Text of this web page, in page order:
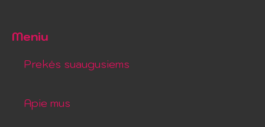
Meniu
Prekės suaugusiems
Apie mus